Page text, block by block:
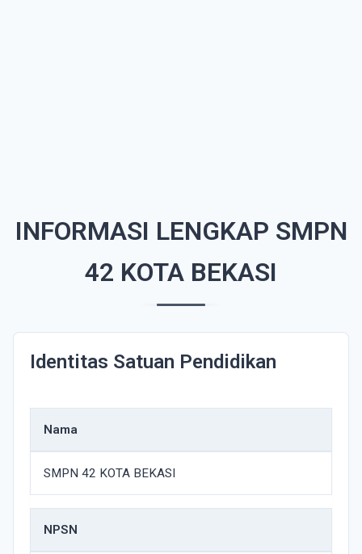
INFORMASI LENGKAP SMPN
42 KOTA BEKASI
Identitas Satuan Pendidikan
Nama
SMPN 42 KOTA BEKASI
NPSN